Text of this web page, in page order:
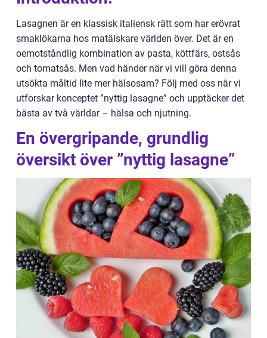
Lasagnen är en klassisk italiensk rätt som har erövrat
smaklökarna hos matälskare världen över. Det är en
oemotståndlig kombination av pasta, köttfärs, ostsås
och tomatsås. Men vad händer när vi vill göra denna
utsökta måltid lite mer hälsosam? Följ med oss när vi
utforskar konceptet ”nyttig lasagne” och upptäcker det
bästa av två världar – hälsa och njutning.
En övergripande, grundlig
översikt över ”nyttig lasagne”